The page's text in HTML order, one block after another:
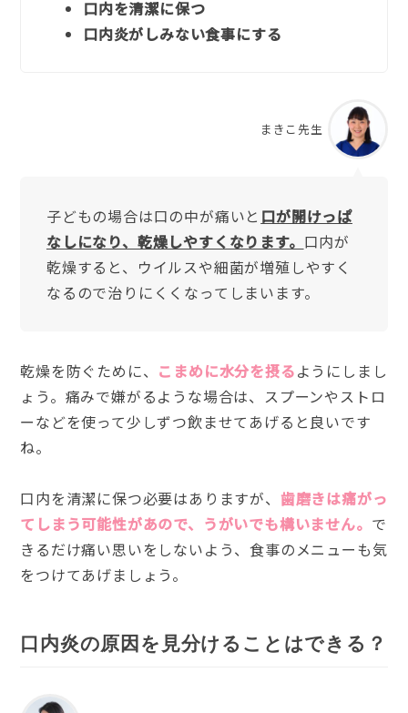
口内を清潔に保つ
口内炎がしみない食事にする
まきこ先生
子どもの場合は口の中が痛いと 口が開けっぱ
なしになり、乾燥しやすくなります。 口内が
乾燥すると、ウイルスや細菌が増殖しやすく
なるので治りにくくなってしまいます。
乾燥を防ぐために、 こまめに水分を摂るようにしまし
ょう。痛みで嫌がるような場合は、スプーンやストロ
ーなどを使って少しずつ飲ませてあげると良いです
ね。
口内を清潔に保つ必要はありますが、 歯磨きは痛がっ
てしまう可能性があので、うがいでも構いません。 で
きるだけ痛い思いをしないよう、食事のメニューも気
をつけてあげましょう。
口内炎の原因を見分けることはできる？